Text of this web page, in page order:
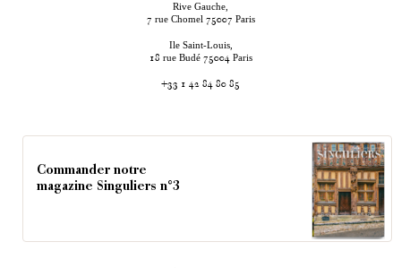
Rive Gauche,
7 rue Chomel 75007 Paris
Ile Saint-Louis,
18 rue Budé 75004 Paris
+33 1 42 84 80 85
Commander notre
magazine Singuliers n°3